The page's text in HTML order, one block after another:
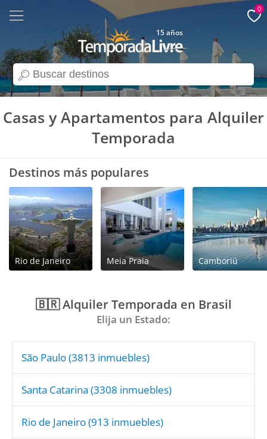
search
15 años
0
Casas y Apartamentos para Alquiler
Temporada
Destinos más populares
Rio de Janeiro Meia Praia Camboriú
🇧🇷 Alquiler Temporada en Brasil
Elija un Estado:
São Paulo(3813 inmuebles)
Santa Catarina (3308 inmuebles)
Rio de Janeiro(913 inmuebles)